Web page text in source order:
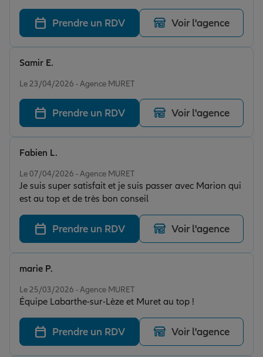
Prendre un RDV Voir l'agence
Le 23/04/2026 - Agence MURET
Samir E.
Prendre un RDV Voir l'agence
Le 07/04/2026 - Agence MURET
Je suis super satisfait et je suis passer avec Marion qui
est au top et de très bon conseil
Fabien L.
Prendre un RDV Voir l'agence
Le 25/03/2026 - Agence MURET
Équipe Labarthe-sur-Lèze et Muret au top !
marie P.
Prendre un RDV Voir l'agence